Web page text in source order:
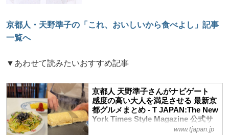
京都人・天野準子の「これ、おいしいから食べよし」記事
一覧へ
▼あわせて読みたいおすすめ記事
京都人 天野準子さんがナビゲート
感度の高い大人を満足させる 最新京
都グルメまとめ - T JAPAN:The New
York Times Style Magazine 公式サ
www.tjapan.jp